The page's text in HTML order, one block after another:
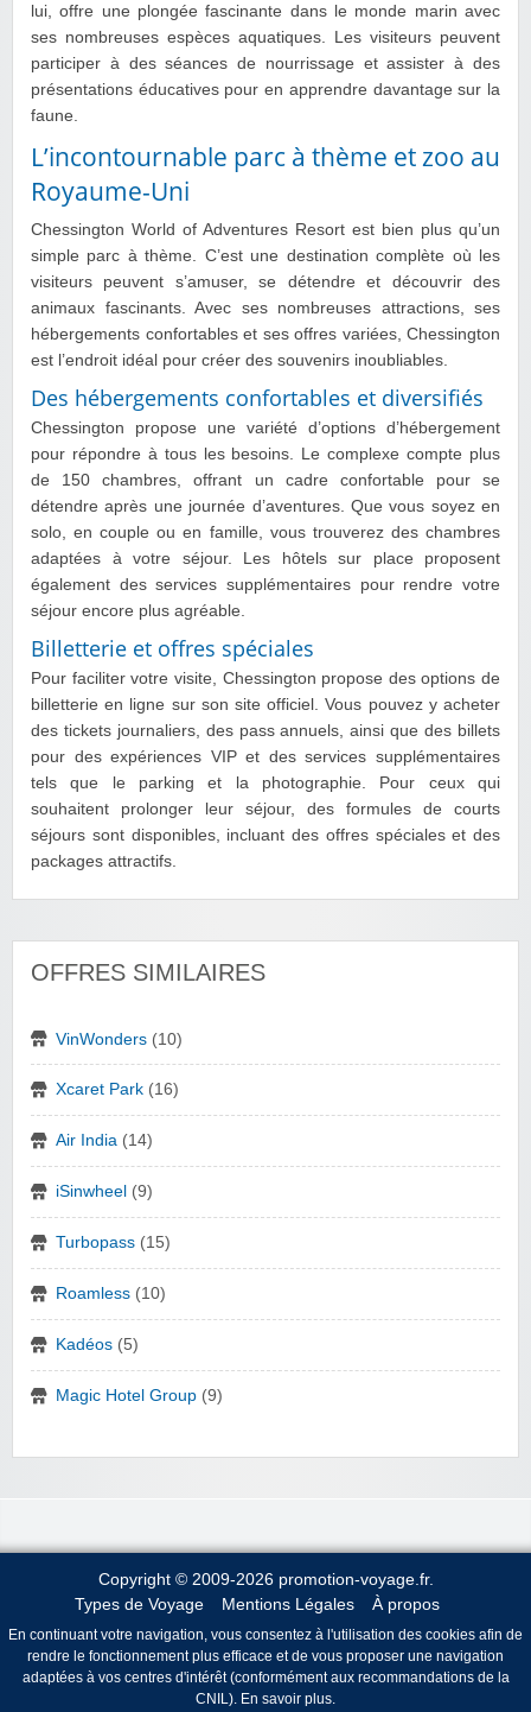
lui, offre une plongée fascinante dans le monde marin avec
ses nombreuses espèces aquatiques. Les visiteurs peuvent
participer à des séances de nourrissage et assister à des
présentations éducatives pour en apprendre davantage sur la
faune.
L’incontournable parc à thème et zoo au
Royaume-Uni
Chessington World of Adventures Resort est bien plus qu’un
simple parc à thème. C’est une destination complète où les
visiteurs peuvent s’amuser, se détendre et découvrir des
animaux fascinants. Avec ses nombreuses attractions, ses
hébergements confortables et ses offres variées, Chessington
est l’endroit idéal pour créer des souvenirs inoubliables.
Des hébergements confortables et diversifiés
Chessington propose une variété d’options d’hébergement
pour répondre à tous les besoins. Le complexe compte plus
de 150 chambres, offrant un cadre confortable pour se
détendre après une journée d’aventures. Que vous soyez en
solo, en couple ou en famille, vous trouverez des chambres
adaptées à votre séjour. Les hôtels sur place proposent
également des services supplémentaires pour rendre votre
séjour encore plus agréable.
Billetterie et offres spéciales
Pour faciliter votre visite, Chessington propose des options de
billetterie en ligne sur son site officiel. Vous pouvez y acheter
des tickets journaliers, des pass annuels, ainsi que des billets
pour des expériences VIP et des services supplémentaires
tels que le parking et la photographie. Pour ceux qui
souhaitent prolonger leur séjour, des formules de courts
séjours sont disponibles, incluant des offres spéciales et des
packages attractifs.
OFFRES SIMILAIRES
VinWonders (10)
Xcaret Park (16)
Air India (14)
iSinwheel (9)
Turbopass (15)
Roamless (10)
Kadéos (5)
Magic Hotel Group (9)
Copyright © 2009-2026 promotion-voyage.fr.
Types de Voyage
Mentions Légales À propos
En continuant votre navigation, vous consentez à l'utilisation des cookies afin de
rendre le fonctionnement plus efficace et de vous proposer une navigation
adaptées à vos centres d'intérêt (conformément aux recommandations de la
CNIL).
En savoir plus